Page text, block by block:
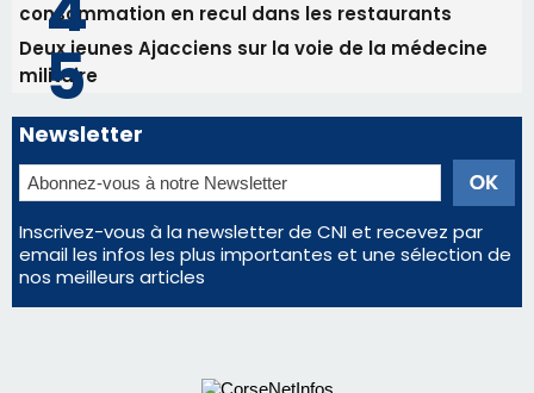
Les plus lus
Satine Nomary est la nouvelle Miss Corse 2026
Éclipse du 12 août : la Corse aux premières loges
d'un spectacle qui ne reviendra pas avant 2081
La gendarmerie alerte les restaurateurs corses
face à une nouvelle escroquerie au faux vendeur de
vin
En Corse, un début de saison marqué par une
consommation en recul dans les restaurants